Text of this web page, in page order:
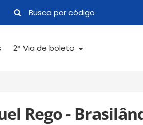
2° Via de boleto
Rego -